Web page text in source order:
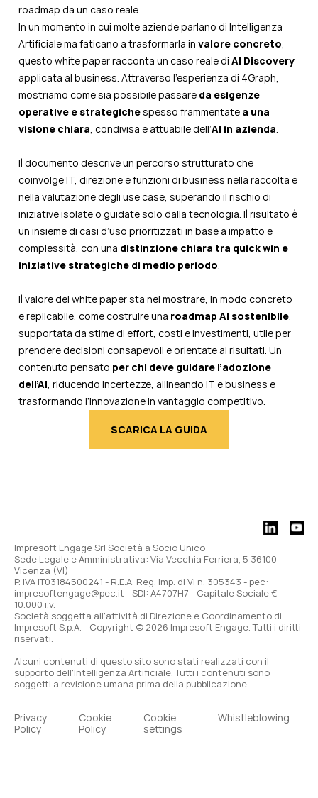
roadmap da un caso reale
In un momento in cui molte aziende parlano di Intelligenza
Artificiale ma faticano a trasformarla in valore concreto,
questo white paper racconta un caso reale di AI Discovery
applicata al business. Attraverso l’esperienza di 4Graph,
mostriamo come sia possibile passare da esigenze
operative e strategichespesso frammentate a una
visione chiara, condivisa e attuabile dell’AI in azienda.
Il documento descrive un percorso strutturato che
coinvolge IT, direzione e funzioni di business nella raccolta e
nella valutazione degli use case, superando il rischio di
iniziative isolate o guidate solo dalla tecnologia. Il risultato è
un insieme di casi d’uso prioritizzati in base a impatto e
complessità, con una distinzione chiara tra quick win e
iniziative strategiche di medio periodo.
Il valore del white paper sta nel mostrare, in modo concreto
e replicabile, come costruire una roadmap AI sostenibile,
supportata da stime di effort, costi e investimenti, utile per
prendere decisioni consapevoli e orientate ai risultati. Un
contenuto pensato per chi deve guidare l’adozione
dell’AI, riducendo incertezze, allineando IT e business e
trasformando l’innovazione in vantaggio competitivo.
SCARICA LA GUIDA
Impresoft Engage Srl Società a Socio Unico
Sede Legale e Amministrativa: Via Vecchia Ferriera, 5 36100
Vicenza (VI)
P. IVA IT03184500241 - R.E.A. Reg. Imp. di Vi n. 305343 - pec:
impresoftengage@pec.it - SDI: A4707H7 - Capitale Sociale €
10.000 i.v.
Società soggetta all'attività di Direzione e Coordinamento di
Impresoft S.p.A. - Copyright © 2026 Impresoft Engage. Tutti i diritti
riservati.
Alcuni contenuti di questo sito sono stati realizzati con il
supporto dell'Intelligenza Artificiale. Tutti i contenuti sono
soggetti a revisione umana prima della pubblicazione.
Privacy
Policy
Cookie
Policy
Cookie
settings
Whistleblowing